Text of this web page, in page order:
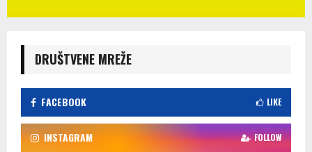
DRUŠTVENE MREŽE
FACEBOOK LIKE
INSTAGRAM FOLLOW